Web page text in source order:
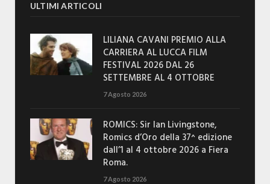
ULTIMI ARTICOLI
LILIANA CAVANI PREMIO ALLA
CARRIERA AL LUCCA FILM
FESTIVAL 2026 DAL 26
SETTEMBRE AL 4 OTTOBRE
7 Agosto 2026
ROMICS: Sir Ian Livingstone,
Romics d’Oro della 37^ edizione
dall’1 al 4 ottobre 2026 a Fiera
Roma.
7 Agosto 2026